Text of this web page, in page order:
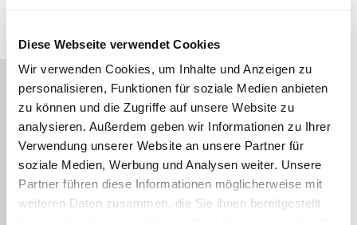
Diese Webseite verwendet Cookies
Wir verwenden Cookies, um Inhalte und Anzeigen zu
personalisieren, Funktionen für soziale Medien anbieten
zu können und die Zugriffe auf unsere Website zu
analysieren. Außerdem geben wir Informationen zu Ihrer
Verwendung unserer Website an unsere Partner für
soziale Medien, Werbung und Analysen weiter. Unsere
Partner führen diese Informationen möglicherweise mit
weiteren Daten zusammen, die Sie ihnen bereitgestellt